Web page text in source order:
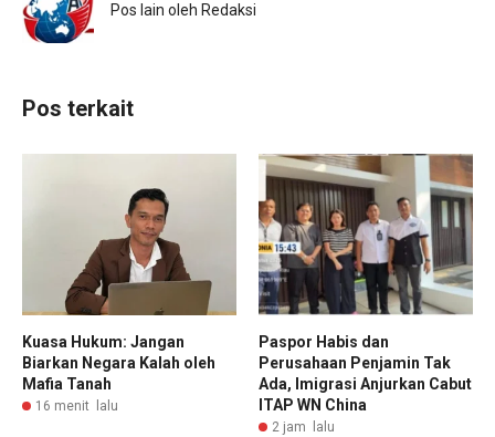
Pos lain oleh Redaksi
Pos terkait
Kuasa Hukum: Jangan
Biarkan Negara Kalah oleh
Mafia Tanah
16 menit lalu
Paspor Habis dan
Perusahaan Penjamin Tak
Ada, Imigrasi Anjurkan Cabut
ITAP WN China
2 jam lalu